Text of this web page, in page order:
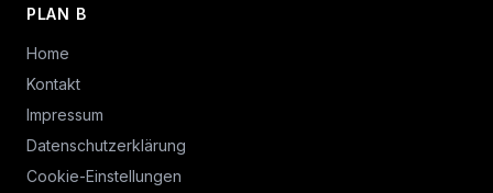
PLAN B
Home
Kontakt
Impressum
Datenschutzerklärung
Cookie-Einstellungen